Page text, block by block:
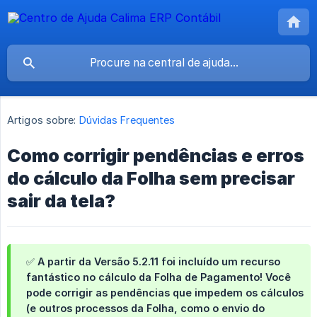
Artigos sobre: Dúvidas Frequentes
Como corrigir pendências e erros
do cálculo da Folha sem precisar
sair da tela?
✅ A partir da Versão 5.2.11 foi incluído um recurso
fantástico no cálculo da Folha de Pagamento! Você
pode corrigir as pendências que impedem os cálculos
(e outros processos da Folha, como o envio do